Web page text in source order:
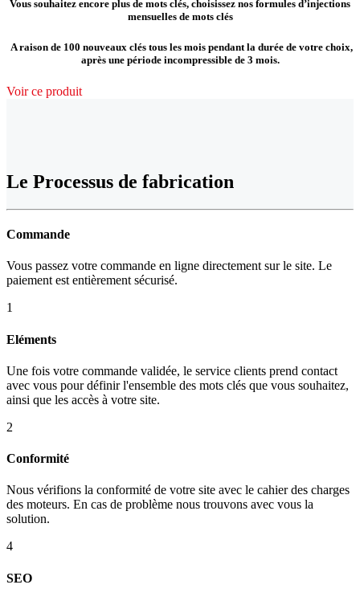
Vous souhaitez encore plus de mots clés, choisissez nos formules d’injections
mensuelles de mots clés
A raison de 100 nouveaux clés tous les mois pendant la durée de votre choix,
après une période incompressible de 3 mois.
Voir ce produit
Le Processus de fabrication
Commande
Vous passez votre commande en ligne directement sur le site. Le
paiement est entièrement sécurisé.
1
Eléments
Une fois votre commande validée, le service clients prend contact
avec vous pour définir l'ensemble des mots clés que vous souhaitez,
ainsi que les accès à votre site.
2
Conformité
Nous vérifions la conformité de votre site avec le cahier des charges
des moteurs. En cas de problème nous trouvons avec vous la
solution.
4
SEO